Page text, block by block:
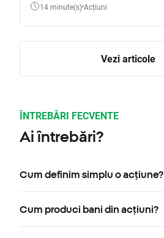
dintre cele mai mari averi
14 minute(s) Acțiuni
Vezi articole
ÎNTREBĂRI FECVENTE
Ai întrebări?
Cum definim simplu o acțiune?
Cum produci bani din acțiuni?